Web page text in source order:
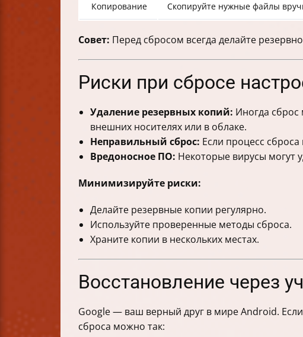
Копирование Скопируйте нужные файлы
Совет: Перед сбросом всегда делайте
Риски при сбросе
Удаление резервных копий: Иногда сброс
внешних носителях или в облаке.
Неправильный сброс: Если процесс
Вредоносное ПО: Некоторые вирусы могут
Минимизируйте риски:
Делайте резервные копии регулярно.
Используйте проверенные методы сброса.
Храните копии в нескольких местах.
Восстановление через
Google — ваш верный друг в мире Android.
сброса можно так: